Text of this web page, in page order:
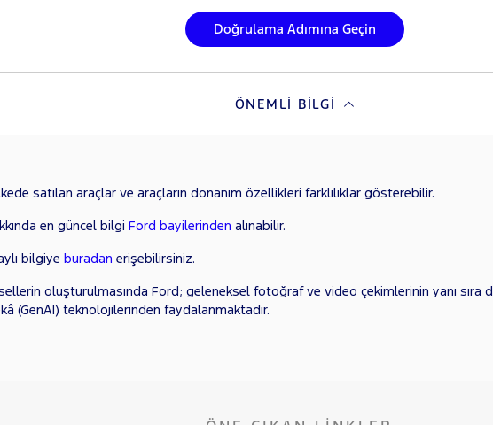
Doğrulama Adımına Geçin
ÖNEMLI BILGI
satılan araçlar ve araçların donanım özellikleri farklılıklar gösterebilir.
en güncel bilgi Ford bayilerinden alınabilir.
bilgiye buradan erişebilirsiniz.
oluşturulmasında Ford; geleneksel fotoğraf ve video çekimlerinin yanı
(GenAI) teknolojilerinden faydalanmaktadır.